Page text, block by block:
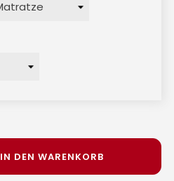
IN DEN WARENKORB